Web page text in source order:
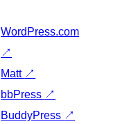
WordPress.com
↗
Matt ↗
bbPress ↗
BuddyPress ↗